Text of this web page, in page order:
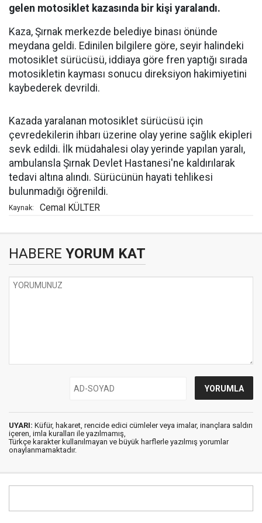
gelen motosiklet kazasında bir kişi yaralandı.
Kaza, Şırnak merkezde belediye binası önünde
meydana geldi. Edinilen bilgilere göre, seyir halindeki
motosiklet sürücüsü, iddiaya göre fren yaptığı sırada
motosikletin kayması sonucu direksiyon hakimiyetini
kaybederek devrildi.
Kazada yaralanan motosiklet sürücüsü için
çevredekilerin ihbarı üzerine olay yerine sağlık ekipleri
sevk edildi. İlk müdahalesi olay yerinde yapılan yaralı,
ambulansla Şırnak Devlet Hastanesi'ne kaldırılarak
tedavi altına alındı. Sürücünün hayati tehlikesi
bulunmadığı öğrenildi.
Kaynak: Cemal KÜLTER
HABERE YORUM KAT
UYARI: Küfür, hakaret, rencide edici cümleler veya imalar, inançlara saldırı
içeren, imla kuralları ile yazılmamış,
Türkçe karakter kullanılmayan ve büyük harflerle yazılmış yorumlar
onaylanmamaktadır.